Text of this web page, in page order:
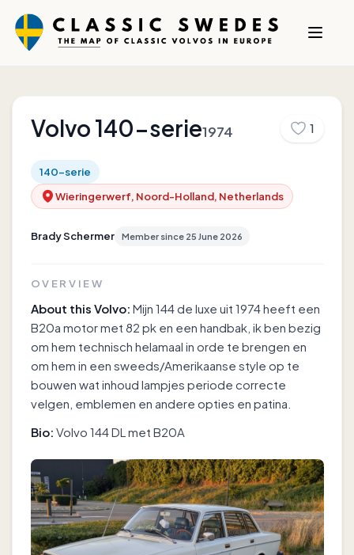
Volvo 140-serie1974 1
140-serie
Wieringerwerf, Noord-Holland, Netherlands
Brady Schermer Member since 25 June 2026
OVERVIEW
About this Volvo: Mijn 144 de luxe uit 1974 heeft een
B20a motor met 82 pk en een handbak, ik ben bezig
om hem technisch helamaal in orde te brengen en
om hem in een sweeds/Amerikaanse style op te
bouwen wat inhoud lampjes periode correcte
velgen, emblemen en andere opties en patina.
Bio: Volvo 144 DL met B20A